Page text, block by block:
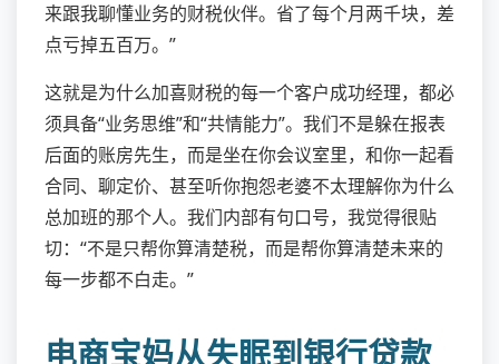
来跟我聊懂业务的财税伙伴。省了每个月两千块，差
点亏掉五百万。”
这就是为什么加喜财税的每一个客户成功经理，都必
须具备“业务思维”和“共情能力”。我们不是躲在报表
后面的账房先生，而是坐在你会议室里，和你一起看
合同、聊定价、甚至听你抱怨老婆不太理解你为什么
总加班的那个人。我们内部有句口号，我觉得很贴
切：“不是只帮你算清楚税，而是帮你算清楚未来的
每一步都不白走。”
电商宝妈从失眠到银行贷款